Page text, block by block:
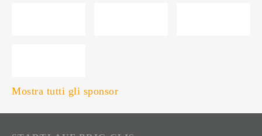
Mostra tutti gli sponsor